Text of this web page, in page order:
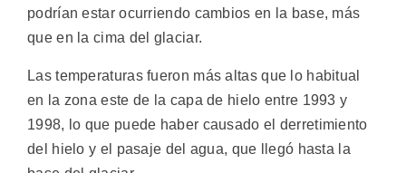
podrían estar ocurriendo cambios en la base, más
que en la cima del glaciar.
Las temperaturas fueron más altas que lo habitual
en la zona este de la capa de hielo entre 1993 y
1998, lo que puede haber causado el derretimiento
del hielo y el pasaje del agua, que llegó hasta la